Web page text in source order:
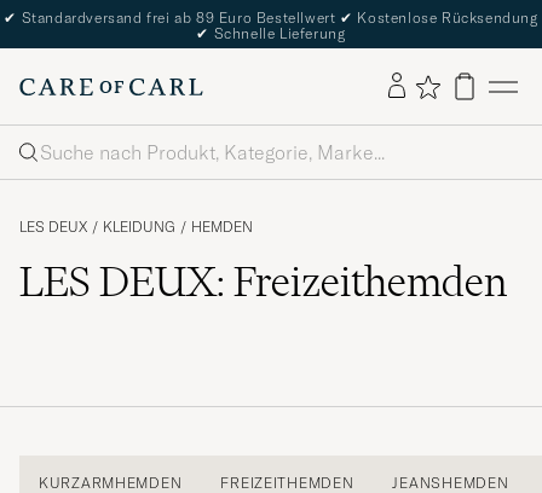
✔ Standardversand frei ab 89 Euro Bestellwert ✔ Kostenlose Rücksendung
✔ Schnelle Lieferung
Suche
LES DEUX / KLEIDUNG / HEMDEN
LES DEUX: Freizeithemden
KURZARMHEMDEN FREIZEITHEMDEN JEANSHEMDEN